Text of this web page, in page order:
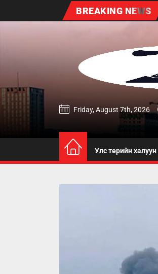
BREAKING NEWS
zereg.mn
Friday, August 7th, 2026
Улс төрийн халуун